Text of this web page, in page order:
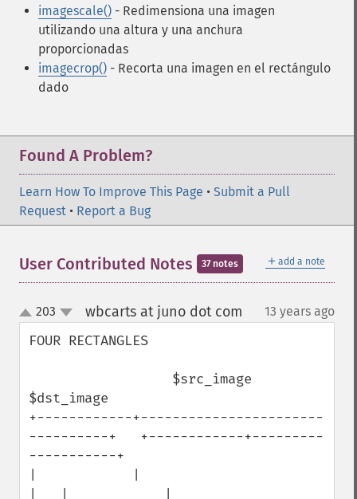
imagescale() - Redimensiona una imagen
utilizando una altura y una anchura
proporcionadas
imagecrop() - Recorta una imagen en el rectángulo
dado
Found A Problem?
Learn How To Improve This Page • Submit a Pull
Request • Report a Bug
＋ add a note
User Contributed Notes 37 notes
up
down
203 wbcarts at juno dot com 13 years ago
FOUR RECTANGLES
$dst_image
+------------+-----------------------
----------+   +------------+---------
-----------+